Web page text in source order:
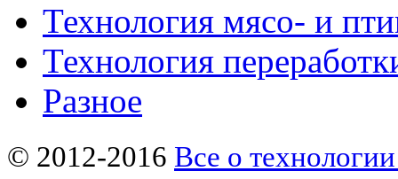
Технология мясо- и
Технология
Разное
© 2012-2016 Все о